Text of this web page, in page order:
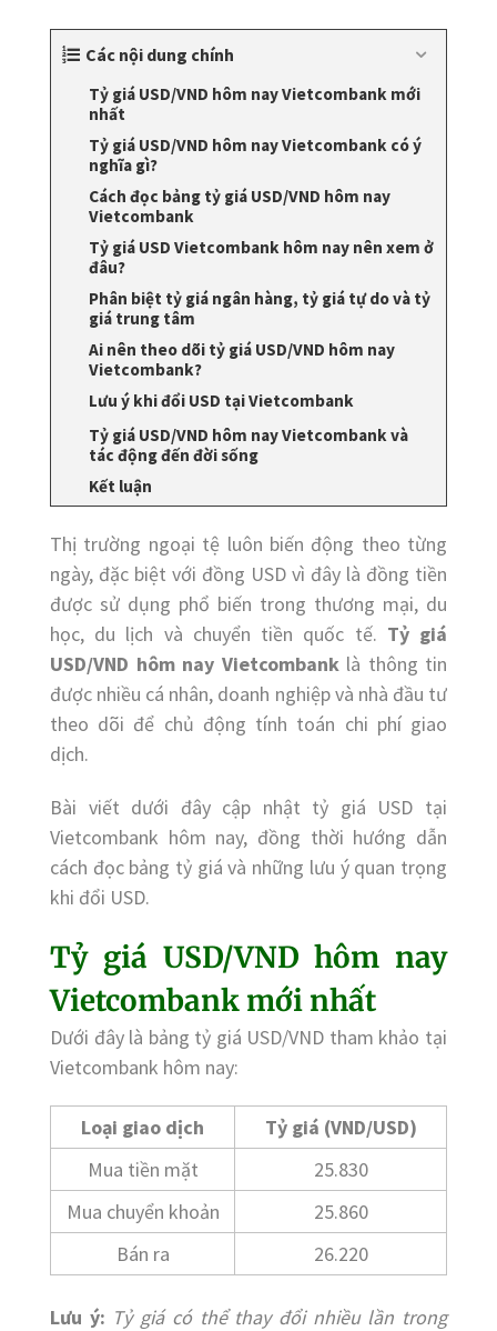
Các nội dung chính
Tỷ giá USD/VND hôm nay Vietcombank mới
nhất
Tỷ giá USD/VND hôm nay Vietcombank có ý
nghĩa gì?
Cách đọc bảng tỷ giá USD/VND hôm nay
Vietcombank
Tỷ giá USD Vietcombank hôm nay nên xem ở
đâu?
Phân biệt tỷ giá ngân hàng, tỷ giá tự do và tỷ
giá trung tâm
Ai nên theo dõi tỷ giá USD/VND hôm nay
Vietcombank?
Lưu ý khi đổi USD tại Vietcombank
Tỷ giá USD/VND hôm nay Vietcombank và
tác động đến đời sống
Kết luận
Thị trường ngoại tệ luôn biến động theo từng
ngày, đặc biệt với đồng USD vì đây là đồng tiền
được sử dụng phổ biến trong thương mại, du
học, du lịch và chuyển tiền quốc tế. Tỷ giá
USD/VND hôm nay Vietcombanklà thông tin
được nhiều cá nhân, doanh nghiệp và nhà đầu tư
theo dõi để chủ động tính toán chi phí giao
dịch.
Bài viết dưới đây cập nhật tỷ giá USD tại
Vietcombank hôm nay, đồng thời hướng dẫn
cách đọc bảng tỷ giá và những lưu ý quan trọng
khi đổi USD.
Tỷ giá USD/VND hôm nay
Vietcombank mới nhất
Dưới đây là bảng tỷ giá USD/VND tham khảo tại
Vietcombank hôm nay:
Loại giao dịch
Tỷ giá (VND/USD)
Mua tiền mặt
25.830
Mua chuyển khoản
25.860
Bán ra
26.220
Lưu ý: Tỷ giá có thể thay đổi nhiều lần trong